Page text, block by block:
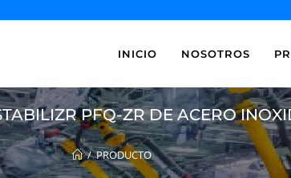
INICIO NOSOTROS
PFQ-ZR DE ACERO
/ PRODUCTO